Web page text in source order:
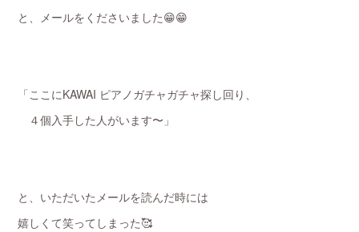
と、メールをくださいました😁😁
「ここにKAWAI ピアノガチャガチャ探し回り、
４個入手した人がいます〜」
と、いただいたメールを読んだ時には
嬉しくて笑ってしまった🥰